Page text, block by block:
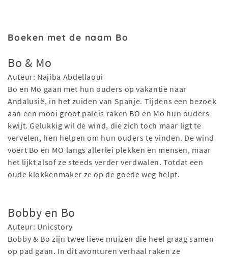
Boeken met de naam Bo
Bo & Mo
Auteur: Najiba Abdellaoui
Bo en Mo gaan met hun ouders op vakantie naar
Andalusië, in het zuiden van Spanje. Tijdens een bezoek
aan een mooi groot paleis raken BO en Mo hun ouders
kwijt. Gelukkig wil de wind, die zich toch maar ligt te
vervelen, hen helpen om hun ouders te vinden. De wind
voert Bo en MO langs allerlei plekken en mensen, maar
het lijkt alsof ze steeds verder verdwalen. Totdat een
oude klokkenmaker ze op de goede weg helpt.
Bobby en Bo
Auteur: Unicstory
Bobby & Bo zijn twee lieve muizen die heel graag samen
op pad gaan. In dit avonturen verhaal raken ze